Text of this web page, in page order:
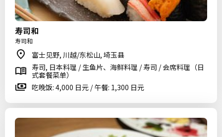
寿司和
寿司和
富士见野, 川越/东松山, 埼玉县
寿司, 日本料理 / 生鱼片、海鲜料理 / 寿司 / 会席料理（日
式套餐菜单）
吃晚饭: 4,000 日元 / 午餐: 1,300 日元